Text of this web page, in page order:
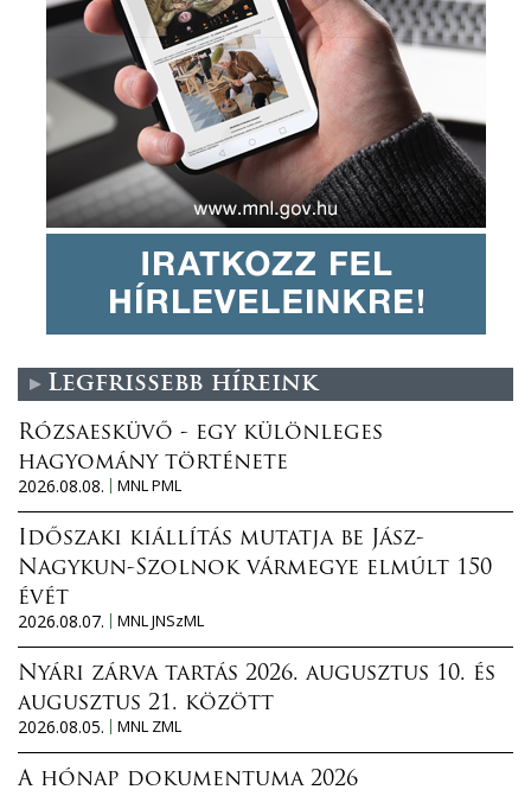
Legfrissebb híreink
Rózsaesküvő - egy különleges
hagyomány története
2026.08.08.
MNL PML
Időszaki kiállítás mutatja be Jász-
Nagykun-Szolnok vármegye elmúlt 150
évét
2026.08.07.
MNL JNSzML
Nyári zárva tartás 2026. augusztus 10. és
augusztus 21. között
2026.08.05.
MNL ZML
A hónap dokumentuma 2026